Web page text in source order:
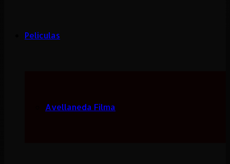
Peliculas
Avellaneda Filma